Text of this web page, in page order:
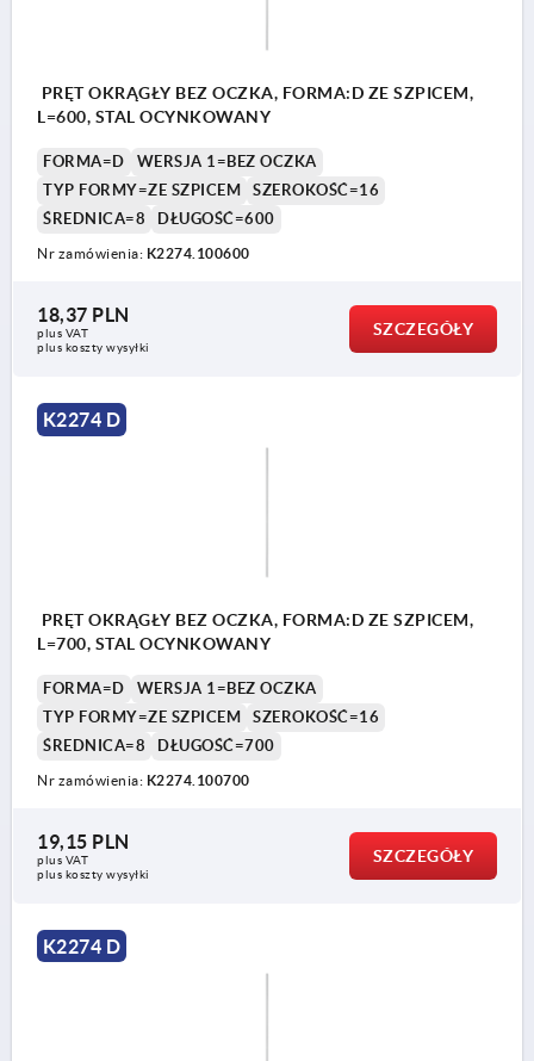
PRĘT OKRĄGŁY BEZ OCZKA, FORMA:D ZE SZPICEM,
L=600, STAL OCYNKOWANY
FORMA=D
WERSJA 1=BEZ OCZKA
TYP FORMY=ZE SZPICEM
SZEROKOŚĆ=16
ŚREDNICA=8
DŁUGOŚĆ=600
Nr zamówienia: K2274.100600
18,37 PLN
plus VAT
plus koszty wysyłki
SZCZEGÓŁY
K2274 D
PRĘT OKRĄGŁY BEZ OCZKA, FORMA:D ZE SZPICEM,
L=700, STAL OCYNKOWANY
FORMA=D
WERSJA 1=BEZ OCZKA
TYP FORMY=ZE SZPICEM
SZEROKOŚĆ=16
ŚREDNICA=8
DŁUGOŚĆ=700
Nr zamówienia: K2274.100700
19,15 PLN
plus VAT
plus koszty wysyłki
SZCZEGÓŁY
K2274 D